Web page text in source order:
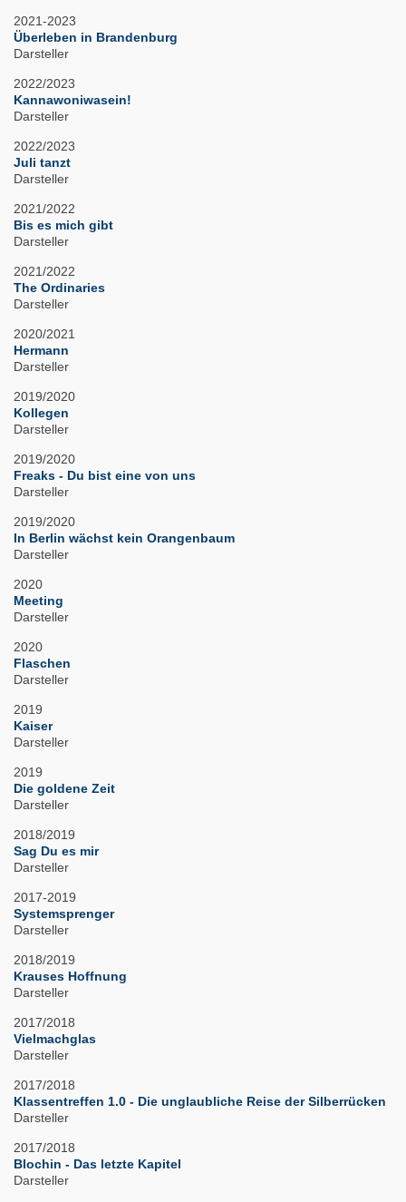
2021-2023
Überleben in Brandenburg
Darsteller
2022/2023
Kannawoniwasein!
Darsteller
2022/2023
Juli tanzt
Darsteller
2021/2022
Bis es mich gibt
Darsteller
2021/2022
The Ordinaries
Darsteller
2020/2021
Hermann
Darsteller
2019/2020
Kollegen
Darsteller
2019/2020
Freaks - Du bist eine von uns
Darsteller
2019/2020
In Berlin wächst kein Orangenbaum
Darsteller
2020
Meeting
Darsteller
2020
Flaschen
Darsteller
2019
Kaiser
Darsteller
2019
Die goldene Zeit
Darsteller
2018/2019
Sag Du es mir
Darsteller
2017-2019
Systemsprenger
Darsteller
2018/2019
Krauses Hoffnung
Darsteller
2017/2018
Vielmachglas
Darsteller
2017/2018
Klassentreffen 1.0 - Die unglaubliche Reise der Silberrücken
Darsteller
2017/2018
Blochin - Das letzte Kapitel
Darsteller